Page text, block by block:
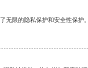
无限的隐私保护和安全性保护